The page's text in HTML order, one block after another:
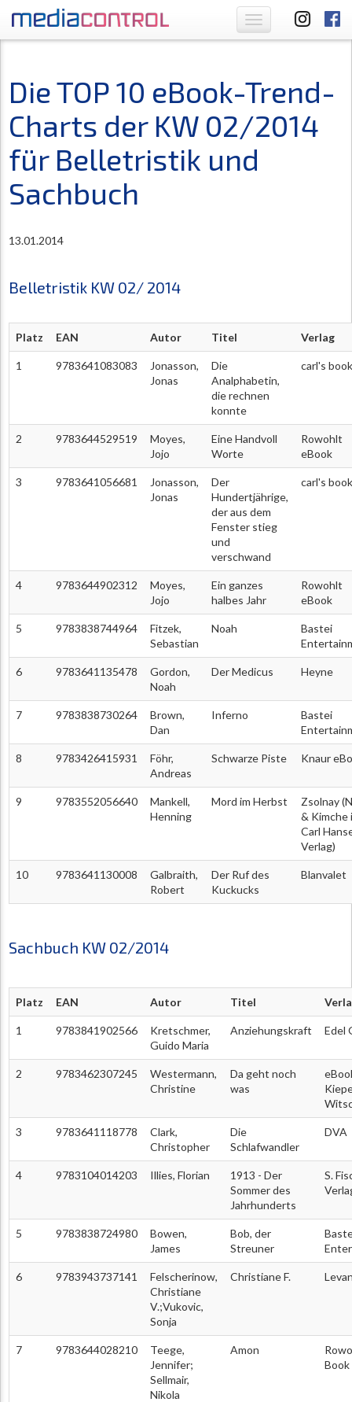
Toggle
navigation
Die TOP 10 eBook-Trend-
Charts der KW 02/2014
für Belletristik und
Sachbuch
13.01.2014
Belletristik KW 02/ 2014
Platz EAN Autor Titel Verlag
1 9783641083083
Jonasson,
Jonas
Die
Analphabetin,
die rechnen
konnte
carl's
2 9783644529519
Moyes,
Jojo
Eine Handvoll
Worte
Rowohlt
eBook
3 9783641056681
Jonasson,
Jonas
Der
Hundertjährige,
der aus dem
Fenster stieg
und
verschwand
carl's
4 9783644902312
Moyes,
Jojo
Ein ganzes
halbes Jahr
Rowohlt
eBook
5 9783838744964
Fitzek,
Sebastian
Noah
Bastei
6 9783641135478
Gordon,
Noah
Der Medicus Heyne
7 9783838730264
Brown,
Dan
Inferno
Bastei
8 9783426415931
Föhr,
Andreas
Schwarze Piste Knaur
9 9783552056640
Mankell,
Henning
Mord im Herbst
Zsolnay
& Kimche
Carl
Verlag)
10 9783641130008
Galbraith,
Robert
Der Ruf des
Kuckucks
Blanvalet
Sachbuch KW 02/2014
Platz EAN Autor Titel
1 9783841902566
Kretschmer,
Guido Maria
Anziehungskraft Edel
2 9783462307245
Westermann,
Christine
Da geht noch
was
3 9783641118778
Clark,
Christopher
Die
Schlafwandler
DVA
4 9783104014203 Illies, Florian
1913 - Der
Sommer des
Jahrhunderts
S.
5 9783838724980
Bowen,
James
Bob, der
Streuner
6 9783943737141
Felscherinow,
Christiane
V.;Vukovic,
Sonja
Christiane F.
7 9783644028210
Teege,
Jennifer;
Sellmair,
Nikola
Amon
Book